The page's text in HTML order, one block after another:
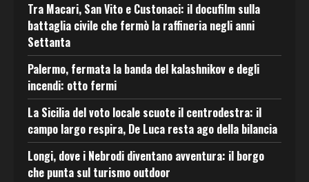
Tra Macari, San Vito e Custonaci: il docufilm sulla
battaglia civile che fermò la raffineria negli anni
Settanta
Palermo, fermata la banda del kalashnikov e degli
incendi: otto fermi
La Sicilia del voto locale scuote il centrodestra: il
campo largo respira, De Luca resta ago della bilancia
Longi, dove i Nebrodi diventano avventura: il borgo
che punta sul turismo outdoor